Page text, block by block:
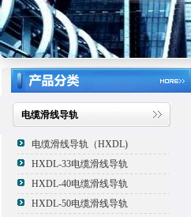
电缆滑线导轨
电缆滑线导轨（HXDL)
HXDL-33电缆滑线导轨
HXDL-40电缆滑线导轨
HXDL-50电缆滑线导轨